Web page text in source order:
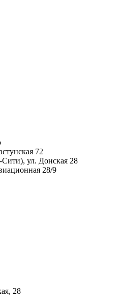
72
ул. Донская 28
28/9
28